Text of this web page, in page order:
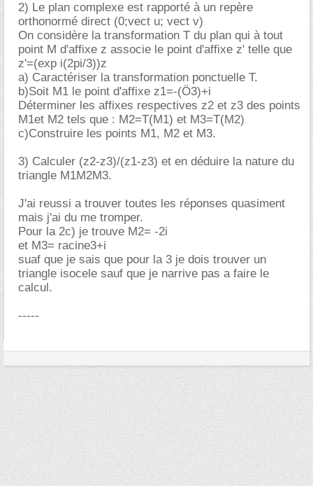
2) Le plan complexe est rapporté à un repère
orthonormé direct (0;vect u; vect v)
On considère la transformation T du plan qui à tout
point M d'affixe z associe le point d'affixe z' telle que
z'=(exp i(2pi/3))z
a) Caractériser la transformation ponctuelle T.
b)Soit M1 le point d'affixe z1=-(Ö3)+i
Déterminer les affixes respectives z2 et z3 des points
M1et M2 tels que : M2=T(M1) et M3=T(M2)
c)Construire les points M1, M2 et M3.
3) Calculer (z2-z3)/(z1-z3) et en déduire la nature du
triangle M1M2M3.
J'ai reussi a trouver toutes les réponses quasiment
mais j'ai du me tromper.
Pour la 2c) je trouve M2= -2i
et M3= racine3+i
suaf que je sais que pour la 3 je dois trouver un
triangle isocele sauf que je narrive pas a faire le
calcul.
-----